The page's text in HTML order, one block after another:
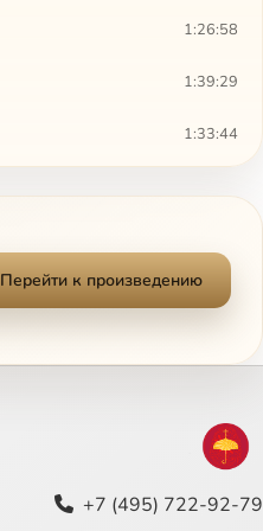
1:26:58
1:39:29
1:33:44
1:10:56
1:49:08
1:34:34
Перейти к произведению
+7 (495) 722-92-79